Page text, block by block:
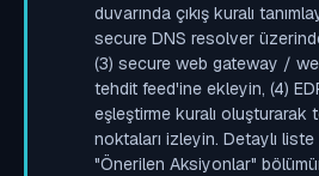
duvarında çıkış kuralı
secure DNS resolver
(3) secure web gateway /
tehdit feed'ine ekleyin, (4)
eşleştirme kuralı oluşturarak
noktaları izleyin. Detaylı
"Önerilen Aksiyonlar"